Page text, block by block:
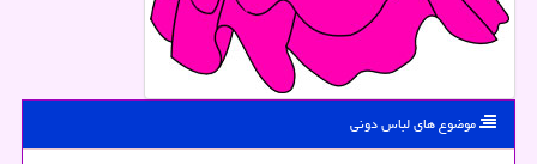
موضوع های لباس دونی